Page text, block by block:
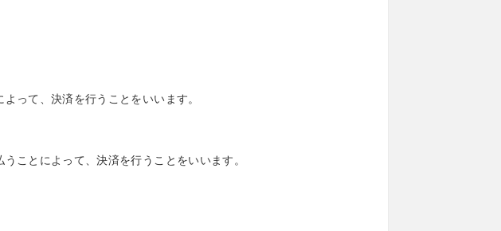
って、決済を行うことをいいます。
ことによって、決済を行うことをいいます。